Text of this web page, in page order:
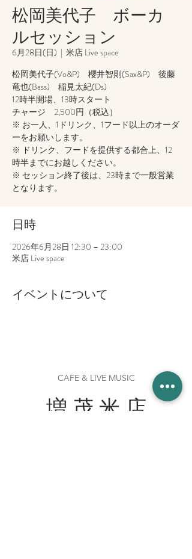
松岡美代子 ボーカ
ルセッション
6月28日(日)
  |
米店 Live space
松岡美代子(Vo&P) 櫻井智則(Sax&P) 後藤
竜也(Bass) 稲見太紀(Ds)
12時半開場、13時スタート
チャージ 2,500円（税込）
※ お一人、1ドリンク、1フード以上のオーダ
ーをお願いします。
※ ドリンク、フードを提供する都合上、12
時半までにお越しください。
※ セッション終了後は、23時まで一般営業
日時
2026年6月28日 12:30 – 23:00
米店 Live space
イベントについて
CAFE & LIVE MUSIC
増 茂 米 店